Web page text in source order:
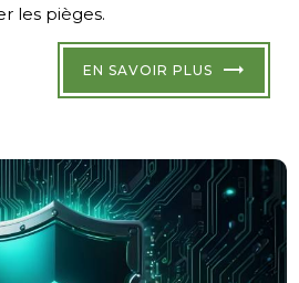
les pièges.
EN SAVOIR PLUS